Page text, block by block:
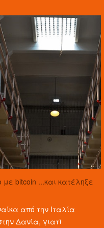
bitcoin ...και κατέληξε
από την Ιταλία
Δανία, γιατί